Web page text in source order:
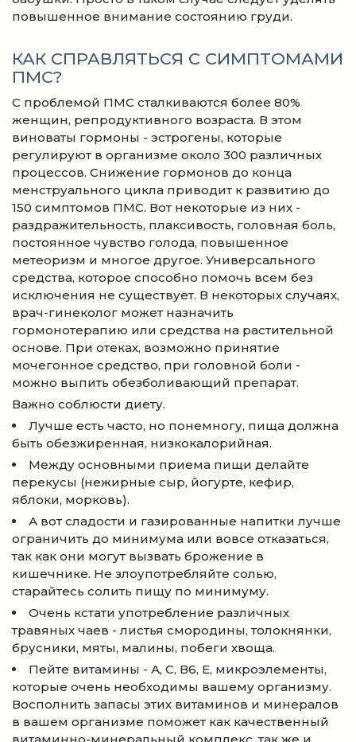
повышенное внимание состоянию груди.
КАК СПРАВЛЯТЬСЯ С СИМПТОМАМИ
ПМС?
С проблемой ПМС сталкиваются более 80%
женщин, репродуктивного возраста. В этом
виноваты гормоны - эстрогены, которые
регулируют в организме около 300 различных
процессов. Снижение гормонов до конца
менструального цикла приводит к развитию до
150 симптомов ПМС. Вот некоторые из них -
раздражительность, плаксивость, головная боль,
постоянное чувство голода, повышенное
метеоризм и многое другое. Универсального
средства, которое способно помочь всем без
исключения не существует. В некоторых случаях,
врач-гинеколог может назначить
гормонотерапию или средства на растительной
основе. При отеках, возможно принятие
мочегонное средство, при головной боли -
можно выпить обезболивающий препарат.
Важно соблюсти диету.
Лучше есть часто, но понемногу, пища должна
быть обезжиренная, низкокалорийная.
Между основными приема пищи делайте
перекусы (нежирные сыр, йогурте, кефир,
яблоки, морковь).
А вот сладости и газированные напитки лучше
ограничить до минимума или вовсе отказаться,
так как они могут вызвать брожение в
кишечнике. Не злоупотребляйте солью,
старайтесь солить пищу по минимуму.
Очень кстати употребление различных
травяных чаев - листья смородины, толокнянки,
брусники, мяты, малины, побеги хвоща.
Пейте витамины - А, С, В6, Е, микроэлементы,
которые очень необходимы вашему организму.
Восполнить запасы этих витаминов и минералов
в вашем организме поможет как качественный